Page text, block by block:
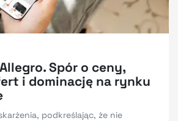
Spór o ceny,
i dominację na rynku
podkreślając, że nie